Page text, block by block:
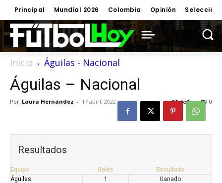
Principal Mundial 2026 Colombia Opinión Selección
Inicio Águilas - Nacional
Águilas – Nacional
Por Laura Hernández - 17 abril, 2022 0
531
Resultados
Equipo Goles
Resultado
Águilas
1
Ganado